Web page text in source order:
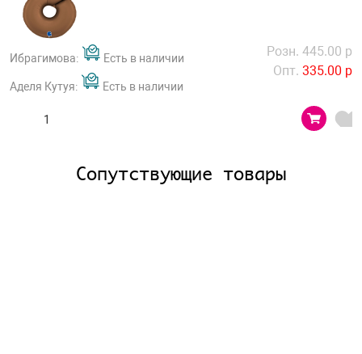
Ибрагимова: Есть в наличии
Аделя Кутуя: Есть в наличии
Розн. 445.00 р
Опт. 335.00 р
Сопутствующие товары